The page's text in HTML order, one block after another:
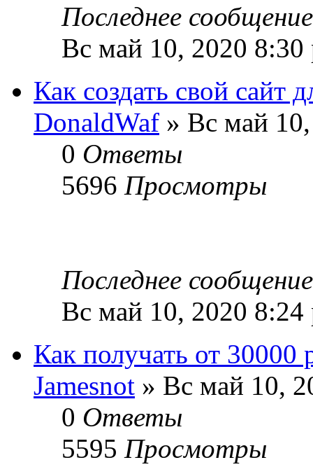
Последнее
Вс май 10, 2020 8:30
Как создать свой сайт
DonaldWaf » Вс май
0 Ответы
5696 Просмотры
Последнее
Вс май 10, 2020 8:24
Как получать от 30000
Jamesnot » Вс май 10,
0 Ответы
5595 Просмотры